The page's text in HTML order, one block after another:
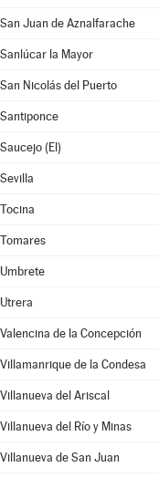
San Juan de Aznalfarache
Sanlúcar la Mayor
San Nicolás del Puerto
Santiponce
Saucejo (El)
Sevilla
Tocina
Tomares
Umbrete
Utrera
Valencina de la Concepción
Villamanrique de la Condesa
Villanueva del Ariscal
Villanueva del Río y Minas
Villanueva de San Juan